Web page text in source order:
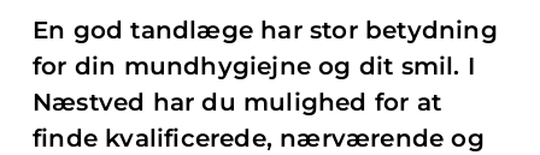
En god tandlæge har stor betydning
for din mundhygiejne og dit smil. I
Næstved har du mulighed for at
finde kvalificerede, nærværende og